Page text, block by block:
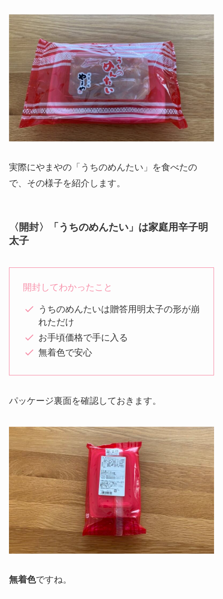
実際にやまやの「うちのめんたい」を食べたの
で、その様子を紹介します。
〈開封〉「うちのめんたい」は家庭用辛子明
太子
開封してわかったこと
うちのめんたいは贈答用明太子の形が崩
れただけ
お手頃価格で手に入る
無着色で安心
パッケージ裏面を確認しておきます。
無着色ですね。